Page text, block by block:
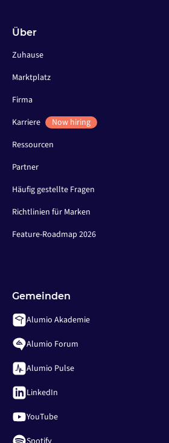
Über
Zuhause
Marktplatz
Firma
Karriere
Now hiring
Ressourcen
Partner
Häufig gestellte Fragen
Richtlinien für Marken
Feature-Roadmap 2026
Gemeinden
Alumio Akademie
Alumio Forum
Alumio Pulse
LinkedIn
YouTube